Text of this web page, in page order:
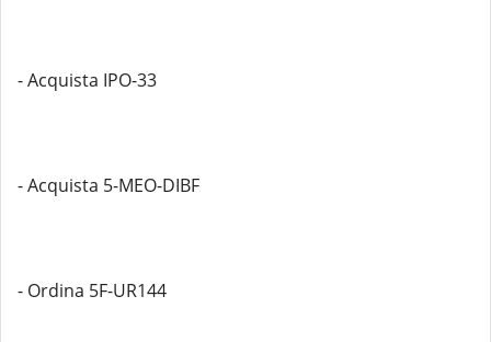
- Acquista IPO-33
- Acquista 5-MEO-DIBF
- Ordina 5F-UR144